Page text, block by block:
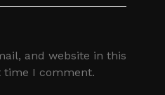
and website in this
time I comment.